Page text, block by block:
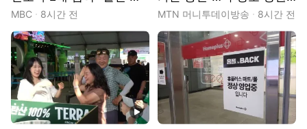
험 막으려"
MBC 8시간 전
지사 "홍천 발전이 강원 경
제 활로" 전폭 지원
MTN 머니투데이방송 8시간 전